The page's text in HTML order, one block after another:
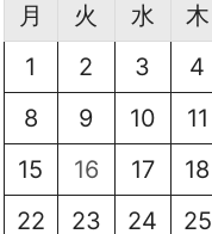
月
火 水 木
1
2 3 4
8
9 10 11
15
16 17 18
22
23 24 25